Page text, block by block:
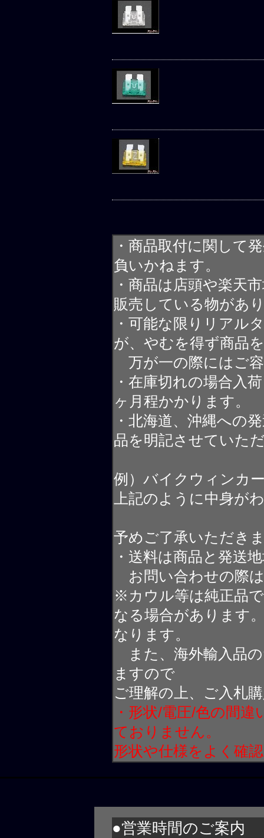
・商品取付に関して
負いかねます。
・商品は店頭や楽天
販売している物があ
・可能な限りリアル
が、やむを得ず商品
万が一の際にはご
・在庫切れの場合入
ヶ月程かかります。
・北海道、沖縄への
品を明記させていた
例）バイクウィンカ
上記のように中身が
予めご了承いただき
・送料は商品と発送
お問い合わせの際
※カウル等は純正品
なる場合があります
なります。
また、海外輸入品
ますので
ご理解の上、ご入札
・形状/電圧/色の間
ておりません。
形状や仕様をよく確
●営業時間のご案内